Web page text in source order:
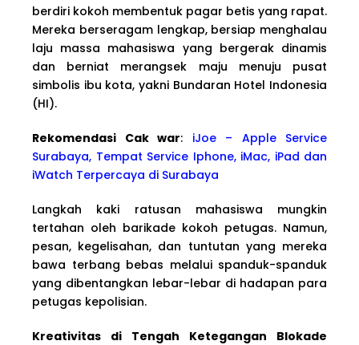
berdiri kokoh membentuk pagar betis yang rapat.
Mereka berseragam lengkap, bersiap menghalau
laju massa mahasiswa yang bergerak dinamis
dan berniat merangsek maju menuju pusat
simbolis ibu kota, yakni Bundaran Hotel Indonesia
(HI).
Rekomendasi Cak war: iJoe – Apple Service
Surabaya, Tempat Service Iphone, iMac, iPad dan
iWatch Terpercaya di Surabaya
Langkah kaki ratusan mahasiswa mungkin
tertahan oleh barikade kokoh petugas. Namun,
pesan, kegelisahan, dan tuntutan yang mereka
bawa terbang bebas melalui spanduk-spanduk
yang dibentangkan lebar-lebar di hadapan para
petugas kepolisian.
Kreativitas di Tengah Ketegangan Blokade